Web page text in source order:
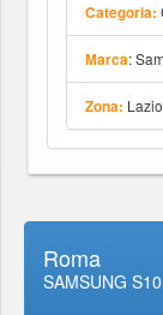
Categoria:
Marca:
Zona:
Roma
SAMSUNG